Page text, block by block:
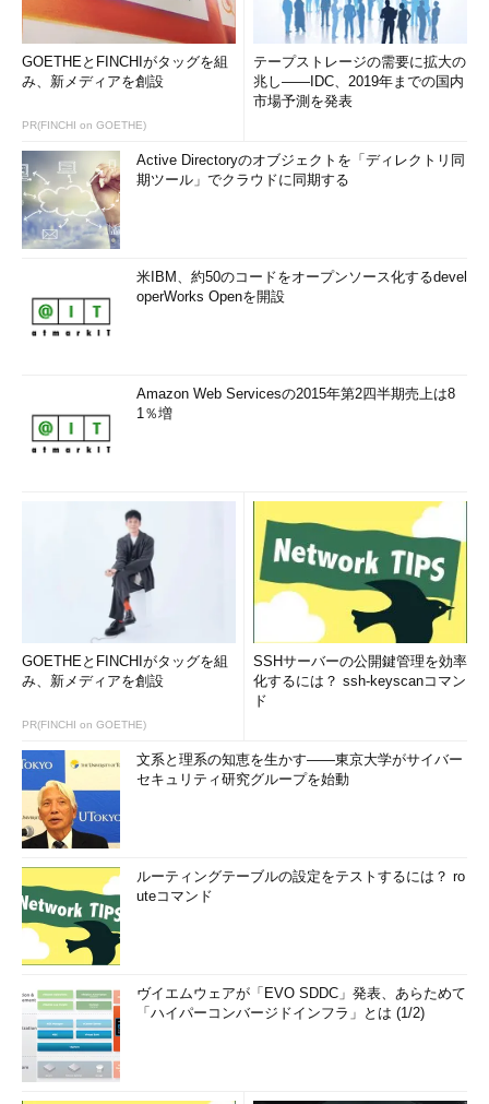
GOETHEとFINCHIがタッグを組
み、新メディアを創設
PR(FINCHI on GOETHE)
テープストレージの需要に拡大の
兆し――IDC、2019年までの国内
市場予測を発表
Active Directoryのオブジェクトを「ディレクトリ同
期ツール」でクラウドに同期する
米IBM、約50のコードをオープンソース化するdevel
operWorks Openを開設
Amazon Web Servicesの2015年第2四半期売上は8
1％増
GOETHEとFINCHIがタッグを組
み、新メディアを創設
PR(FINCHI on GOETHE)
SSHサーバーの公開鍵管理を効率
化するには？ ssh-keyscanコマン
ド
文系と理系の知恵を生かす――東京大学がサイバー
セキュリティ研究グループを始動
ルーティングテーブルの設定をテストするには？ ro
uteコマンド
ヴイエムウェアが「EVO SDDC」発表、あらためて
「ハイパーコンバージドインフラ」とは (1/2)